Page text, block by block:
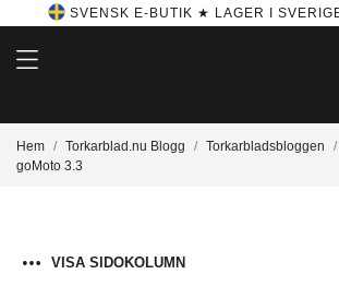
SVENSK E-BUTIK ★ LAGER I
Hem Torkarblad.nu Blogg Torkarbladsbloggen
goMoto 3.3
VISA SIDOKOLUMN